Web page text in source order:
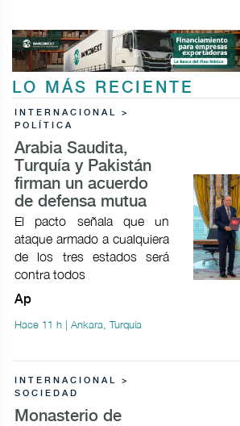
LO MÁS RECIENTE
INTERNACIONAL >
POLÍTICA
Arabia Saudita,
Turquía y Pakistán
firman un acuerdo
de defensa mutua
El pacto señala que un
ataque armado a cualquiera
de los tres estados será
contra todos
Ap
Hace 11 h | Ankara, Turquía
INTERNACIONAL >
SOCIEDAD
Monasterio de